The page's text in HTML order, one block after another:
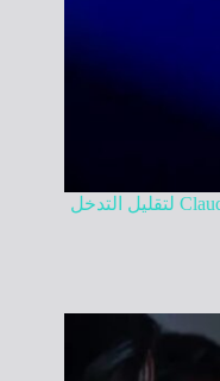
أنثروبيك تفعّل الوضع التلقائي في Claude Code لتقليل التدخل